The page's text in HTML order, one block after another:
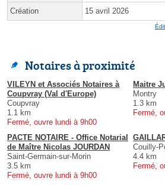
Création 15 avril 2026
Notaires à proximité
VILEYN et Associés Notaires à
Coupvray (Val d'Europe)
Coupvray
1.1 km
Fermé, ouvre lundi à 9h00
Maitre
Montry
1.3 km
Fermé,
PACTE NOTAIRE - Office Notarial
de Maître Nicolas JOURDAN
Saint-Germain-sur-Morin
3.5 km
Fermé, ouvre lundi à 9h00
Couilly-
4.4 km
Fermé,